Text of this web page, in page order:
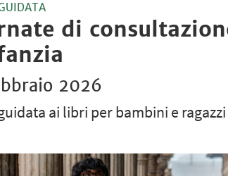
di
2026
ai libri per bambini e